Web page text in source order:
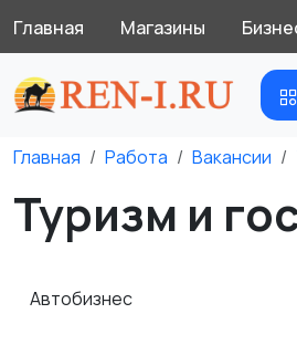
Главная Магазины
Главная Работа Вакансии
Туризм и
Автобизнес